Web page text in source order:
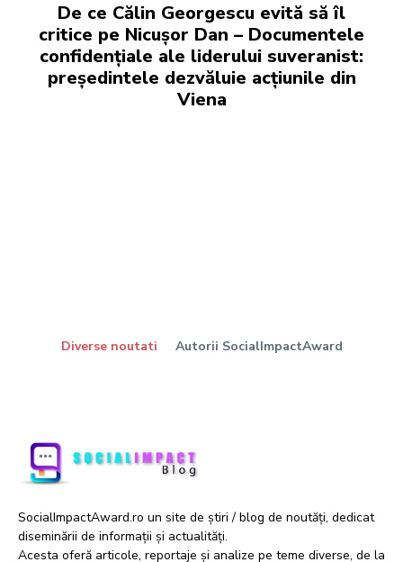
De ce Călin Georgescu evită să îl
critice pe Nicușor Dan – Documentele
confidențiale ale liderului suveranist:
președintele dezvăluie acțiunile din
Viena
Diverse noutati Autorii SocialImpactAward
SocialImpactAward.ro un site de știri / blog de noutăți, dedicat
diseminării de informații și actualități.
Acesta oferă articole, reportaje și analize pe teme diverse, de la